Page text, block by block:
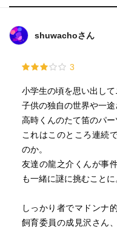
shuwachoさん
3
小学生の頃を思い出して
子供の独自の世界や一途
高時くんのたて笛のパー
これはこのところ連続
のか。
友達の龍之介くんが事
も一緒に謎に挑むことに
しっかり者でマドンナ
飼育委員の成見沢さん